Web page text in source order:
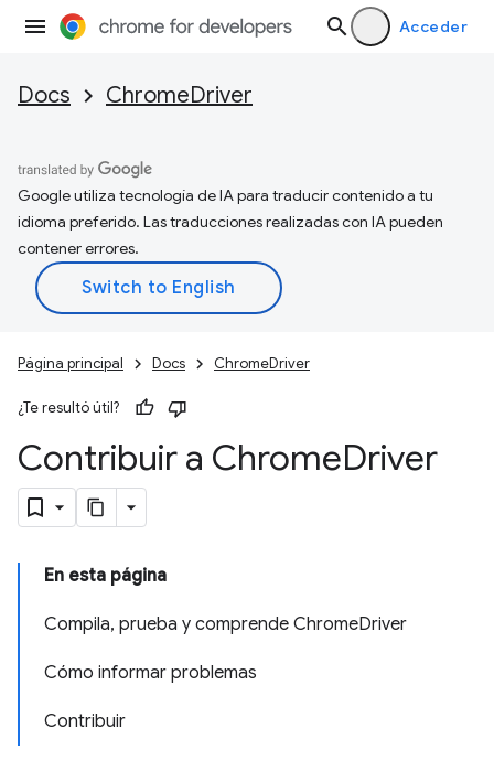
Acceder
Docs ChromeDriver
Google utiliza tecnología de IA para traducir contenido a tu
idioma preferido. Las traducciones realizadas con IA pueden
contener errores.
Página principal Docs ChromeDriver
¿Te resultó útil?
Contribuir a ChromeDriver
En esta página
Compila, prueba y comprende ChromeDriver
Cómo informar problemas
Contribuir